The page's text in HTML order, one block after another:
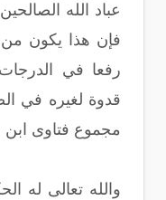
عباد الله
فإن هذا يكون من
رفعا في
قدوة لغيره في
مجموع فتاوى ابن
والله تعالى له